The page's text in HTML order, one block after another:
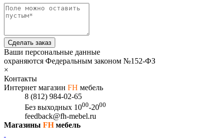
Сделать заказ
Ваши персональные данные
охраняются Федеральным законом №152-ФЗ
×
Контакты
Интернет магазин FH мебель
8 (812) 984-02-65
Без выходных 1000-2000
feedback@fh-mebel.ru
Магазины FHмебель